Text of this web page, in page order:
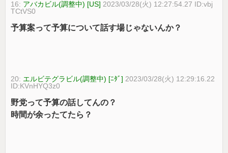
16: アバカビル(調整中) [US] 2023/03/28(火) 12:27:54.27 ID:vbj
TCtVS0
予算案って予算について話す場じゃないんか？
20: エルビテグラビル(調整中) [ﾆﾀﾞ] 2023/03/28(火) 12:29:16.22
ID:KVnHYQ3z0
野党って予算の話してんの？
時間が余ったてたら？